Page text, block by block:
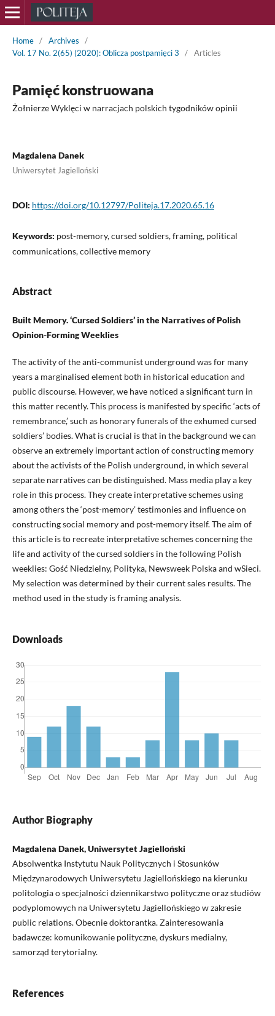
Home / Archives
/
Vol. 17 No. 2(65) (2020): Oblicza postpamięci 3
/ Articles
Pamięć konstruowana
Żołnierze Wyklęci w narracjach polskich tygodników opinii
Magdalena Danek
Uniwersytet Jagielloński
DOI: https://doi.org/10.12797/Politeja.17.2020.65.16
Keywords: post-memory, cursed soldiers, framing, political
communications, collective memory
Abstract
Built Memory. ‘Cursed Soldiers’ in the Narratives of Polish
Opinion-Forming Weeklies
The activity of the anti-communist underground was for many
years a marginalised element both in historical education and
public discourse. However, we have noticed a significant turn in
this matter recently. This process is manifested by specific ‘acts of
remembrance,’ such as honorary funerals of the exhumed cursed
soldiers’ bodies. What is crucial is that in the background we can
observe an extremely important action of constructing memory
about the activists of the Polish underground, in which several
separate narratives can be distinguished. Mass media play a key
role in this process. They create interpretative schemes using
among others the ‘post-memory’ testimonies and influence on
constructing social memory and post-memory itself. The aim of
this article is to recreate interpretative schemes concerning the
life and activity of the cursed soldiers in the following Polish
weeklies: Gość Niedzielny, Polityka, Newsweek Polska and wSieci.
My selection was determined by their current sales results. The
method used in the study is framing analysis.
Downloads
Author Biography
Magdalena Danek, Uniwersytet Jagielloński
Absolwentka Instytutu Nauk Politycznych i Stosunków
Międzynarodowych Uniwersytetu Jagiellońskiego na kierunku
politologia o specjalności dziennikarstwo polityczne oraz studiów
podyplomowych na Uniwersytetu Jagiellońskiego w zakresie
public relations. Obecnie doktorantka. Zainteresowania
badawcze: komunikowanie polityczne, dyskurs medialny,
samorząd terytorialny.
References